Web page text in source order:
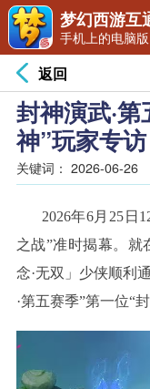
返回
封神演武·
神”玩家专访
关键词： 2026-06-26
2026年6月25日
之战”准时揭幕。就
念·无双」少侠顺利
·第五赛季”第一位“
梦幻西游互
手机上的电脑版